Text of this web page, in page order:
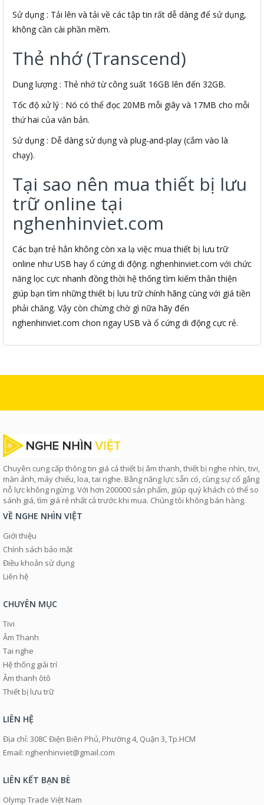
Sử dụng : Tải lên và tải về các tập tin rất dễ dàng để sử dụng,
không cần cài phần mềm.
Thẻ nhớ (Transcend)
Dung lượng : Thẻ nhớ từ công suất 16GB lên đến 32GB.
Tốc độ xử lý : Nó có thể đọc 20MB mỗi giây và 17MB cho mỗi
thứ hai của văn bản.
Sử dụng : Dễ dàng sử dụng và plug-and-play (cắm vào là
chạy).
Tại sao nên mua thiết bị lưu
trữ online tại
nghenhinviet.com
Các bạn trẻ hẳn không còn xa lạ việc mua thiết bị lưu trữ
online như USB hay ổ cứng di động. nghenhinviet.com với chức
năng lọc cực nhanh đồng thời hệ thống tìm kiếm thân thiện
giúp bạn tìm những thiết bị lưu trữ chính hãng cùng với giá tiền
phải chăng. Vậy còn chừng chờ gì nữa hãy đến
nghenhinviet.com chon ngay USB và ổ cứng di động cực rẻ.
Chuyên cung cấp thông tin giá cả thiết bị âm thanh, thiết bị nghe nhìn, tivi,
màn ảnh, máy chiếu, loa, tai nghe. Bằng năng lực sẵn có, cùng sự cố gắng
nỗ lực không ngừng. Với hơn 200000 sản phẩm, giúp quý khách có thể so
sánh giá, tìm giá rẻ nhất cả trước khi mua. Chúng tôi không bán hàng.
VỀ NGHE NHÌN VIỆT
Giới thiệu
Chính sách bảo mật
Điều khoản sử dụng
Liên hệ
CHUYÊN MỤC
Tivi
Âm Thanh
Tai nghe
Hệ thống giải trí
Âm thanh ôtô
Thiết bị lưu trữ
LIÊN HỆ
Địa chỉ: 308C Điện Biên Phủ, Phường 4, Quận 3, Tp.HCM
Email: nghenhinviet@gmail.com
LIÊN KẾT BẠN BÈ
Olymp Trade Việt Nam